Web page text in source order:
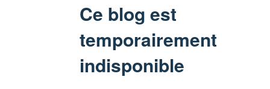
Ce blog est
temporairement
indisponible